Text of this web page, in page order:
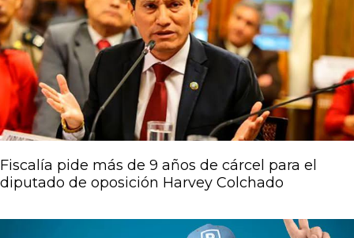
Fiscalía pide más de 9 años de cárcel para el
diputado de oposición Harvey Colchado